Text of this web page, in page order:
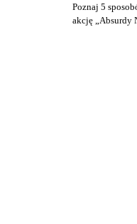
Poznaj 5
akcję „Absurdy